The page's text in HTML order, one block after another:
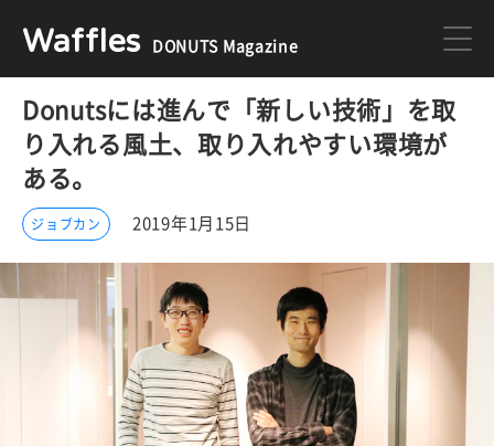
Waffles DONUTS Magazine
DONUTS ジョブカン
イベント
DONUTSの採用情報はこちら
Donutsには進んで「新しい技術」を取
り入れる風土、取り入れやすい環境が
ある。
ジョブカン 2019年1月15日